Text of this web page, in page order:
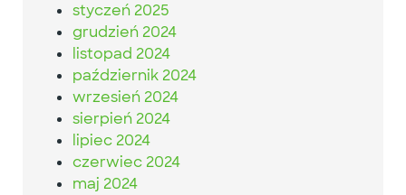
styczeń 2025
grudzień 2024
listopad 2024
październik 2024
wrzesień 2024
sierpień 2024
lipiec 2024
czerwiec 2024
maj 2024